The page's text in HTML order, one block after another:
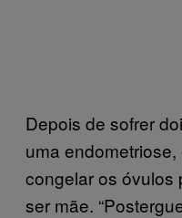
Depois de sofrer
uma
congelar os óvulos
ser mãe.